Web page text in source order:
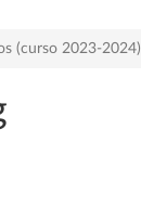
(curso 2023-2024)